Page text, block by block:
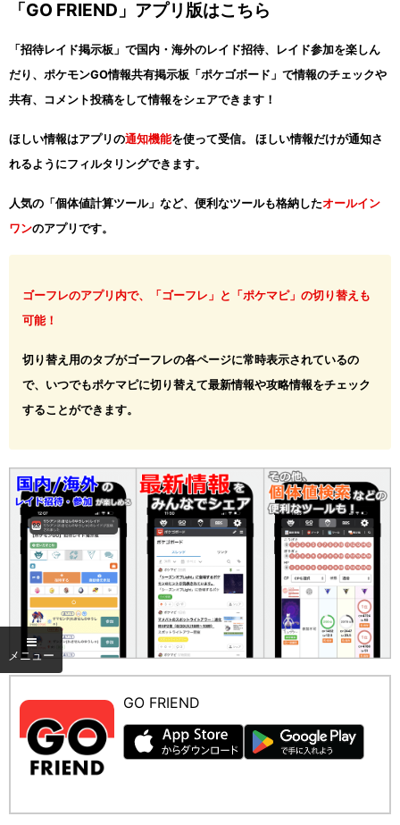
「GO FRIEND」アプリ版はこちら
「招待レイド掲示板」で国内・海外のレイド招待、レイド参加を楽しん
だり、ポケモンGO情報共有掲示板「ポケゴボード」で情報のチェックや
共有、コメント投稿をして情報をシェアできます！
ほしい情報はアプリの通知機能を使って受信。 ほしい情報だけが通知さ
れるようにフィルタリングできます。
人気の「個体値計算ツール」など、便利なツールも格納したオールイン
ワンのアプリです。
ゴーフレのアプリ内で、「ゴーフレ」と「ポケマピ」の切り替えも
可能！
切り替え用のタブがゴーフレの各ページに常時表示されているの
で、いつでもポケマピに切り替えて最新情報や攻略情報をチェック
することができます。
GO FRIEND